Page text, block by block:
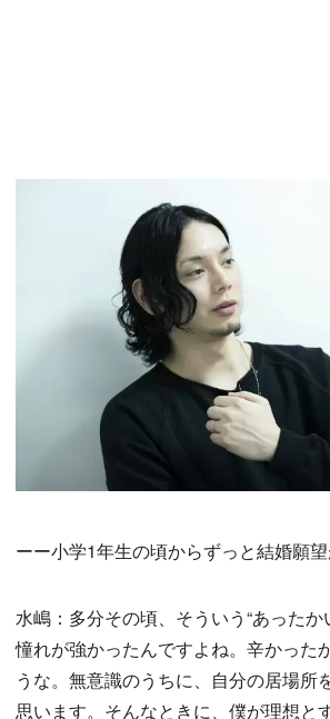
ーー小学1年生の頃からずっと結婚願望
水嶋：多分その頃、そういう“あったか
憧れが強かったんですよね。辛かった
うな。無意識のうちに、自分の居場所
思います。そんなときに、僕が理想と